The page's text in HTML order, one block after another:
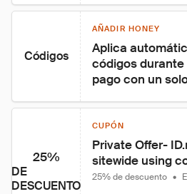
Códigos
AÑADIR HONEY
Aplica
códigos
pago con un
25%
DE
DESCUENTO
CUPÓN
Private Offer-
sitewide using
25% de descuento •